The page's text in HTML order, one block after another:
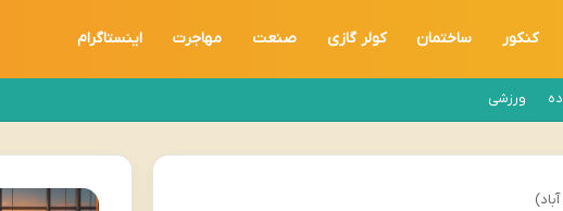
کنکور ساختمان کولر گازی صنعت مهاجرت اینستاگرام
ورزشی